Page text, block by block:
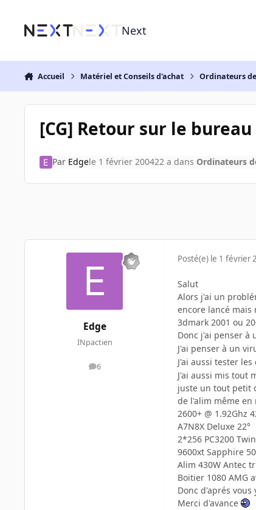
Next
Accueil Matériel et Conseils d'achat Ordinateurs
[CG] Retour sur le bureau
Par Edgele 1 février 200422 a dans Ordinateurs
Edge
INpactien
6
messages
Posté(e) le 1 février
Salut
Alors j'ai un
encore lancé
3dmark 2001 ou
Donc j'ai penser à
J'ai penser à un
J'ai aussi tester
J'ai aussi mis tout
juste un tout petit
de l'alim même
2600+ @ 1.92Ghz
A7N8X Deluxe 22°
2*256 PC3200
9600xt Sapphire
Alim 430W Antec
Boitier 1080 AMG
Donc d'aprés
Merci d'avance